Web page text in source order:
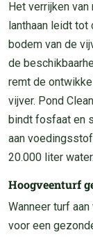
Het verrijken
lanthaan leidt tot
bodem van de
de
remt de
vijver. Pond
bindt fosfaat en
aan
20.000 liter water.
Hoogveenturf
Wanneer turf
voor een